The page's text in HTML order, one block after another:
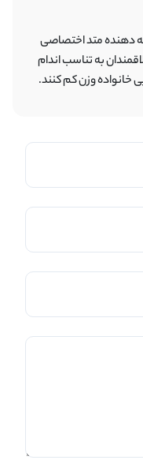
دهنده متد اختصاصی
به تناسب اندام
خانواده وزن کم کنند.